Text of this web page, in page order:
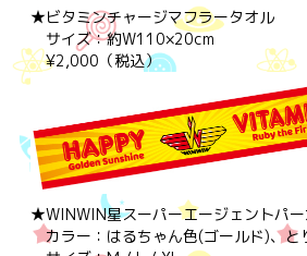
★ビタミンチャージマフラータオル
サイズ：約W110×20cm
¥2,000（税込）
★WINWIN星スーパーエージェントパー
カラー：はるちゃん色(ゴールド)、と